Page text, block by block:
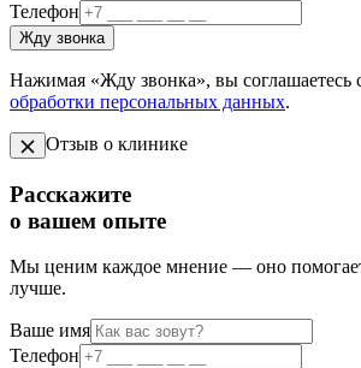
Телефон
Жду звонка
Нажимая «Жду звонка», вы соглашаетесь
обработки персональных данных.
Отзыв о клинике
Расскажите
о вашем опыте
Мы ценим каждое мнение — оно
лучше.
Ваше имя
Телефон